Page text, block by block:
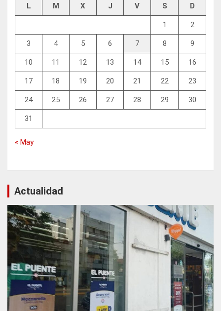
L M X J V S D
1 2
3 4 5 6 7 8 9
10 11 12 13 14 15 16
17 18 19 20 21 22 23
24 25 26 27 28 29 30
31
« May
Actualidad